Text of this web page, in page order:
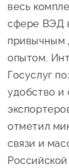
Каталог
Каталог
продукции
бизнеса
Каталог
Инвестору
Новости
весь
сфере ВЭД
привычным
опытом.
Госуслуг
удобство и
отметил
связи и